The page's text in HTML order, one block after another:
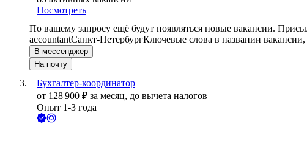
Посмотреть
По вашему запросу ещё будут появляться новые вакансии.
accountantСанкт-ПетербургКлючевые слова в названии
В мессенджер
На почту
Бухгалтер-координатор
от 128 900 ₽ за месяц, до вычета налогов
Опыт 1-3 года